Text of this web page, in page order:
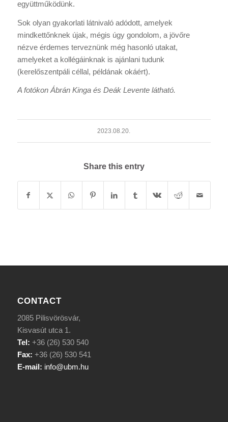
együttműködünk.
Sok olyan gyakorlati látnivaló adódott, amelyek
mindkettőnknek újak, mégis úgy gondolom, a jövőre
nézve érdemes terveznünk még hasonló utakat,
amelyeket a kollégáinknak is ajánlani tudunk
(kerelőszentpáli céllal, példának okáért).
A fotókon Ábrán Kinga és Deák Levente látható.
2023.08.20.
Share this entry
CONTACT
2085 Pilisvörösvár,
Kisvasút utca 1.
Tel: +36 (26) 530 540
Fax: +36 (26) 530 541
E-mail: info@ubm.hu